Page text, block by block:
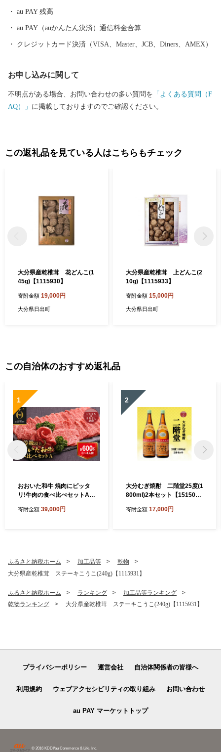
します。 （送付者名の変更は承っておりません） ・寄附者住所と
お礼品送付先住所が異なる場合、送付先でお品を受け取る方に対
し、お礼品が届くことを必ず事前にご連絡ください。 （「寄附し
時間を頂戴するものがございます。 ・日出町にお住まいの方から
のご寄附に対しては、お礼品の送付をいたしておりません。 【ワ
ンストップ特例申請書送付先】 〒541-8790 大阪府大阪市中央区南
au PAY 残高
au PAY（auかんたん決済）通信料金合算
クレジットカード決済（VISA、Master、JCB、Diners、AMEX）
お申し込みに関して
不明点がある場合、お問い合わせの多い質問を 「よくある質問（F
AQ）」 に掲載しておりますのでご確認ください。
この返礼品を見ている人はこちらもチェック
大分県産乾椎茸 花どんこ(1
45g)【1115930】
寄附金額 19,000円
大分県日出町
大分県産乾椎茸 上どんこ(2
10g)【1115933】
寄附金額 15,000円
大分県日出町
この自治体のおすすめ返礼品
1
おおいた和牛 焼肉にピッタ
リ!牛肉の食べ比べセットA
0g)3～4人前_お肉 黒毛和牛
寄附金額 39,000円
2
大分むぎ焼酎 二階堂25度(1
800ml)2本セット【151504
寄附金額 17,000円
ふるさと納税ホーム 加工品等
乾物
大分県産乾椎茸 ステーキこうこ(240g)【1115931】
ふるさと納税ホーム ランキング
加工品等ランキング
乾物ランキング
大分県産乾椎茸 ステーキこうこ(240g)【1115931】
プライバシーポリシー 運営会社 自治体関係者の皆様へ
利用規約 ウェブアクセシビリティの取り組み お問い合わせ
au PAY マーケットトップ
© 2016 KDDI/au Commerce & Life, Inc.